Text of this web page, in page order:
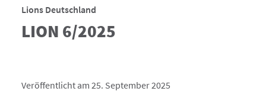
Lions Deutschland
LION 6/2025
Veröffentlicht am 25. September 2025